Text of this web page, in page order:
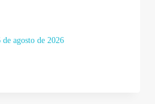
de agosto de 2026